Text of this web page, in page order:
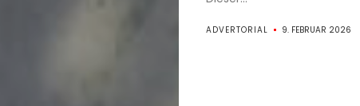
ADVERTORIAL 9. FEBRUAR 2026